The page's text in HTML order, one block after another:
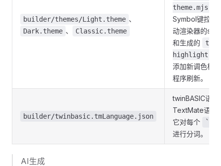
builder/themes/Light.theme 、
Dark.theme 、 Classic.theme
theme.mjs
Symbol键控的
动渲染器的
和生成的
tb-
添加新调色板
程序刷新。
builder/twinbasic.tmLanguage.json
twinBASIC语言
TextMate语法
它对每个
进行分词。
AI生成